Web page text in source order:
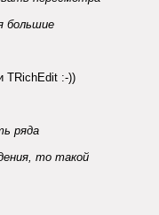
большие
TRichEdit :-))
ряда
то такой